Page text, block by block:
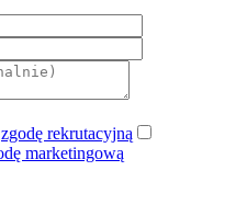
zgodę rekrutacyjną
marketingową